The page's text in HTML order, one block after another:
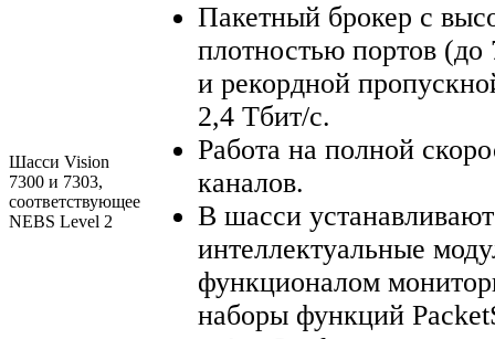
Шасси Vision
7300 и 7303,
соответствующее
NEBS Level 2
Пакетный брокер с
плотностью портов (до
и рекордной
2,4 Тбит/с.
Работа на полной
каналов.
В шасси устанавливают
интеллектуальные
функционалом
наборы функций